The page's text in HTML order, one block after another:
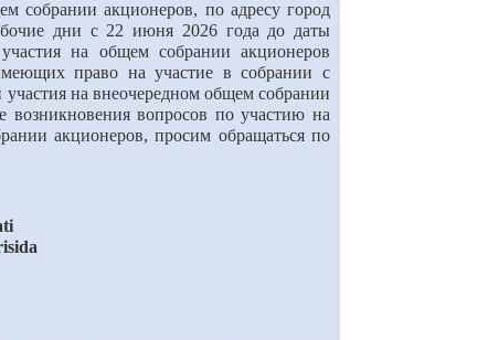
собрании акционеров, по адресу город
дни с 22 июня 2026 года до даты
на общем собрании акционеров
право на участие в собрании с
на внеочередном общем собрании
возникновения вопросов по участию на
акционеров, просим обращаться по